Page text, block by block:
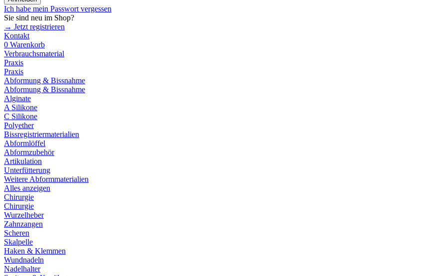
Ich habe mein Passwort vergessen
Sie sind neu im Shop?
→ Jetzt registrieren
Kontakt
0 Warenkorb
Verbrauchsmaterial
Praxis
Praxis
Abformung & Bissnahme
Abformung & Bissnahme
Alginate
A Silikone
C Silikone
Polyether
Bissregistriermaterialien
Abformlöffel
Abformzubehör
Artikulation
Unterfütterung
Weitere Abformmaterialien
Alles anzeigen
Chirurgie
Chirurgie
Wurzelheber
Zahnzangen
Scheren
Skalpelle
Haken & Klemmen
Wundnadeln
Nadelhalter